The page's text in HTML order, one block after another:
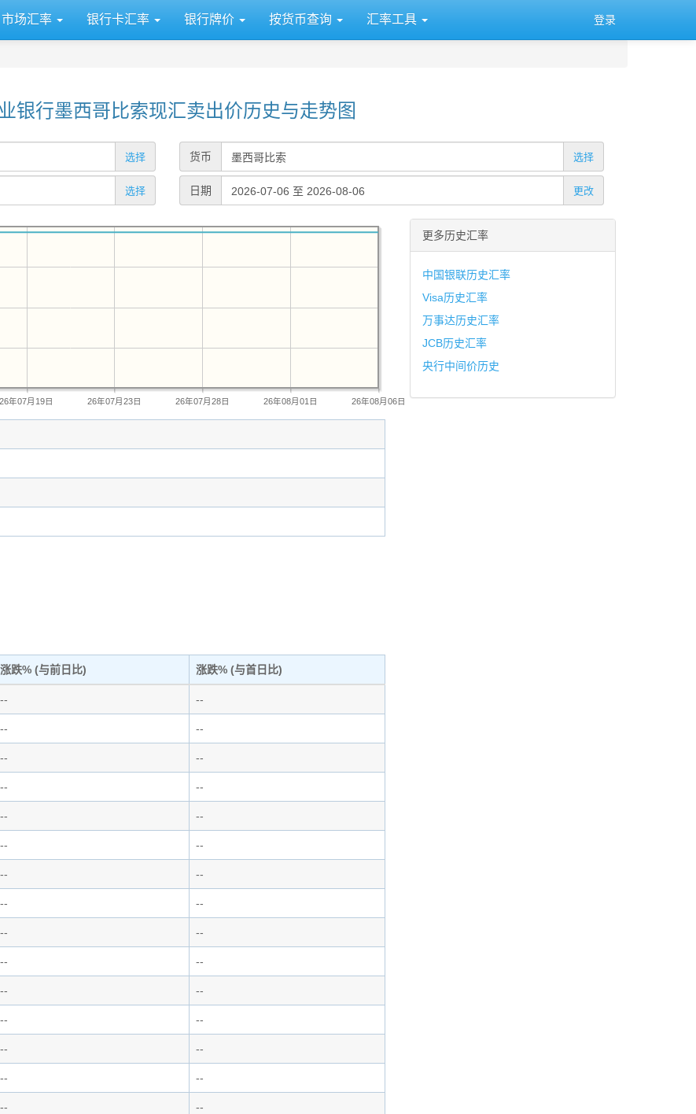
市场汇率 银行卡汇率 银行牌价 按货币查询 汇率工具 登录
银行墨西哥比索现汇卖出价历史与走势图
选择 货币 选择
选择 日期 更改
26年07月19日 26年07月23日 26年07月28日 26年08月01日 26年08月06日
涨跌% (与前日比) 涨跌% (与首日比)
-- --
-- --
-- --
-- --
-- --
-- --
-- --
-- --
-- --
-- --
-- --
-- --
-- --
-- --
-- --
更多历史汇率
中国银联历史汇率
Visa历史汇率
万事达历史汇率
JCB历史汇率
央行中间价历史